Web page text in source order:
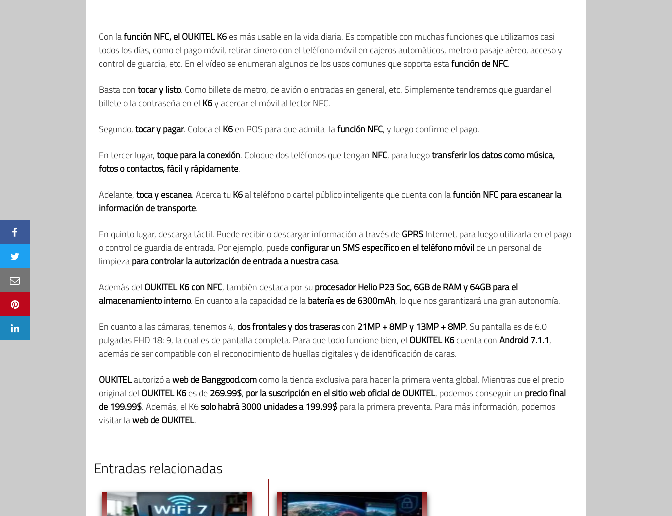
Con lafunción NFC, el OUKITEL K6es más usable en la vida diaria. Es compatible con muchas funciones que utilizamos casi
todos los días, como el pago móvil, retirar dinero con el teléfono móvil en cajeros automáticos, metro o pasaje aéreo, acceso y
control de guardia, etc. En el vídeo se enumeran algunos de los usos comunes que soporta estafunción de NFC.
Basta contocar y listo. Como billete de metro, de avión o entradas en general, etc. Simplemente tendremos que guardar el
billete o la contraseña en el K6y acercar el móvil al lector NFC.
Segundo,tocar y pagar. Coloca el K6en POS para que admita lafunción NFC, y luego confirme el pago.
En tercer lugar,toque para la conexión. Coloque dos teléfonos que tengan NFC, para luegotransferir los datos como música,
fotos o contactos, fácil y rápidamente.
Adelante,toca y escanea. Acerca tu K6al teléfono o cartel público inteligente que cuenta con lafunción NFC para escanear la
información de transporte.
En quinto lugar, descarga táctil. Puede recibir o descargar información a través deGPRSInternet, para luego utilizarla en el pago
o control de guardia de entrada. Por ejemplo, puedeconfigurar un SMS específico en el teléfono móvilde un personal de
limpiezapara controlar la autorización de entrada a nuestra casa.
Además del OUKITEL K6 con NFC, también destaca por su procesador Helio P23 Soc, 6GB de RAM y 64GB para el
almacenamiento interno. En cuanto a la capacidad de labatería es de 6300mAh, lo que nos garantizará una gran autonomía.
En cuanto a las cámaras, tenemos 4, dos frontales y dos traserascon 21MP + 8MP y 13MP + 8MP. Su pantalla es de 6.0
pulgadas FHD 18: 9, la cual es de pantalla completa. Para que todo funcione bien, el OUKITEL K6cuenta conAndroid 7.1.1,
además de ser compatible con el reconocimiento de huellas digitales y de identificación de caras.
OUKITELautorizó aweb de Banggood.comcomo la tienda exclusiva para hacer la primera venta global. Mientras que el precio
original del OUKITEL K6es de269.99$, por la suscripción en el sitio web oficial de OUKITEL, podemos conseguir un precio final
de 199.99$. Además, el K6solo habrá 3000 unidades a 199.99$para la primera preventa. Para más información, podemos
visitar laweb de OUKITEL.
Entradas relacionadas